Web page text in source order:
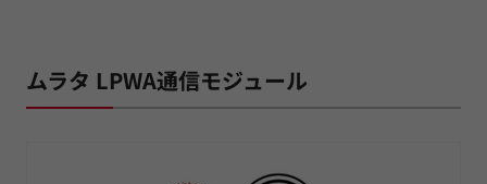
ムラタ LPWA通信モジュール